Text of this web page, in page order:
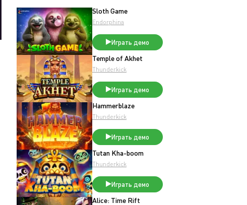
Sloth Game
Endorphina
Играть демо
Temple of Akhet
Thunderkick
Играть демо
Hammerblaze
Thunderkick
Играть демо
Tutan Kha-boom
Thunderkick
Играть демо
Alice: Time Rift